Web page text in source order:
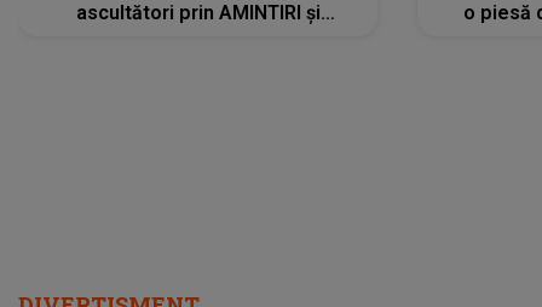
ascultători prin AMINTIRI și
o piesă